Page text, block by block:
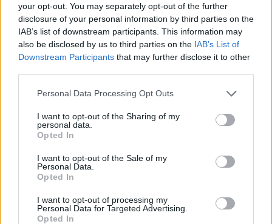
your opt-out. You may separately opt-out of the further
disclosure of your personal information by third parties on the
IAB’s list of downstream participants. This information may
also be disclosed by us to third parties on the IAB’s List of
Downstream Participants that may further disclose it to other
Personal Data Processing Opt Outs
I want to opt-out of the Sharing of my
personal data.
Opted In
I want to opt-out of the Sale of my
Personal Data.
Opted In
I want to opt-out of processing my
Personal Data for Targeted Advertising.
Opted In
Precio: desde 15,99 € (Lefties) hasta 35,99 €
(Mango). Los modelos están disponibles en las
webs de Zara, Mango, Pull&Bear y Lefties. La
temporada de verano ya está en marcha, así
que si te gusta alguno, no esperes a agosto.